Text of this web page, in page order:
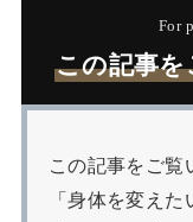
For
この記事
この記事をご覧
「身体を変え